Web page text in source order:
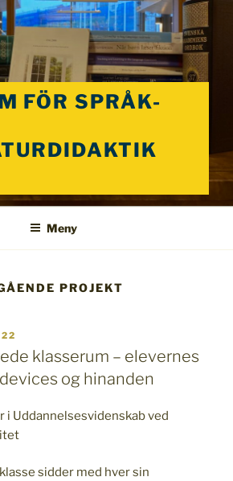
FÖR SPRÅK-
Meny
PROJEKT
klasserum – elevernes
og hinanden
i Uddannelsesvidenskab ved
sidder med hver sin